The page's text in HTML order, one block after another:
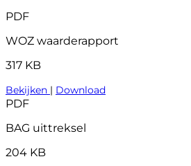
PDF
WOZ waarderapport
317 KB
Bekijken | Download
PDF
BAG uittreksel
204 KB